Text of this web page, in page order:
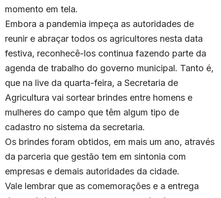
momento em tela.
Embora a pandemia impeça as autoridades de
reunir e abraçar todos os agricultores nesta data
festiva, reconhecê-los continua fazendo parte da
agenda de trabalho do governo municipal. Tanto é,
que na live da quarta-feira, a Secretaria de
Agricultura vai sortear brindes entre homens e
mulheres do campo que têm algum tipo de
cadastro no sistema da secretaria.
Os brindes foram obtidos, em mais um ano, através
da parceria que gestão tem em sintonia com
empresas e demais autoridades da cidade.
Vale lembrar que as comemorações e a entrega